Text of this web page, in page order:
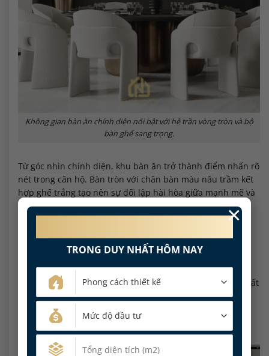
×
TRONG DUY NHẤT HÔM NAY
Không gian bàn ăn chính diện nổi bật với hệ trần vòng tròn và bộ
bàn ghế sang trọng.
Từ góc nhìn chính diện, khu bàn ăn trở thành điểm nhấn rõ
nét trong căn hộ. Bàn tròn với chân bàn màu nâu trầm kết
hợp ghế trắng tạo nên sự đối lập hài hòa giữa mạnh mẽ và
mềm mại. Cách bố trí này giúp không gian dùng bữa vừa
sang trọng, vừa gần gũi.
Hệ trần vòng tròn phía trên được xử lý như một chi tiết
trang trí nghệ thuật, giúp nâng tầm cảm giác không gian.
Ánh sáng được bố trí vừa đủ, không gây chói nhưng vẫn
làm nổi bật khu vực trung tâm. Đây là cách thi công nội thất
chung cư Thủ Đức phù hợp với những căn hộ cần sự khác
biệt ở khu vực sinh hoạt chung.
Vách tivi phòng khách với hệ tủ phẳng tối giản